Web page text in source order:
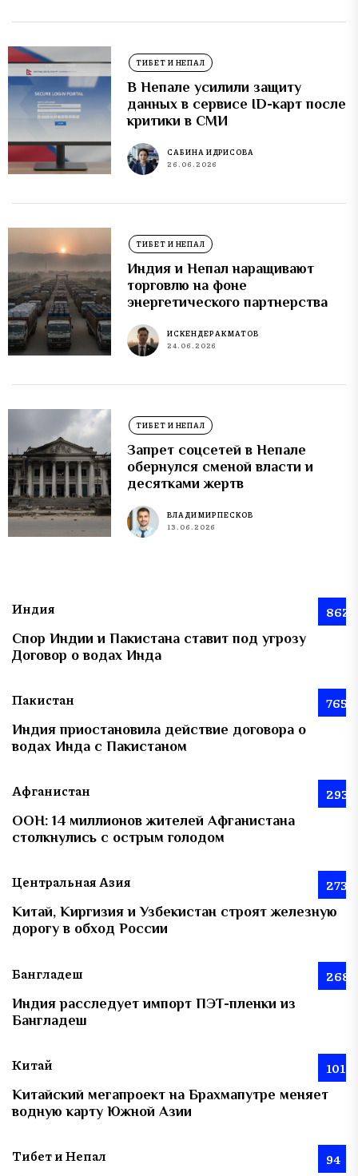
ТИБЕТ И НЕПАЛ
В Непале усилили защиту
данных в сервисе ID-карт после
критики в СМИ
САБИНА ИДРИСОВА
26.06.2026
ТИБЕТ И НЕПАЛ
Индия и Непал наращивают
торговлю на фоне
энергетического партнерства
ИСКЕНДЕР АКМАТОВ
24.06.2026
ТИБЕТ И НЕПАЛ
Запрет соцсетей в Непале
обернулся сменой власти и
десятками жертв
ВЛАДИМИР ПЕСКОВ
13.06.2026
Индия 862
Спор Индии и Пакистана ставит под угрозу
Договор о водах Инда
Пакистан 765
Индия приостановила действие договора о
водах Инда с Пакистаном
Афганистан 293
ООН: 14 миллионов жителей Афганистана
столкнулись с острым голодом
Центральная Азия 273
Китай, Киргизия и Узбекистан строят железную
дорогу в обход России
Бангладеш 268
Индия расследует импорт ПЭТ-пленки из
Бангладеш
Китай 101
Китайский мегапроект на Брахмапутре меняет
водную карту Южной Азии
Тибет и Непал 94